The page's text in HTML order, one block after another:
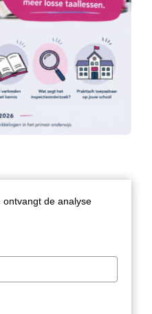
ontvangt de analyse